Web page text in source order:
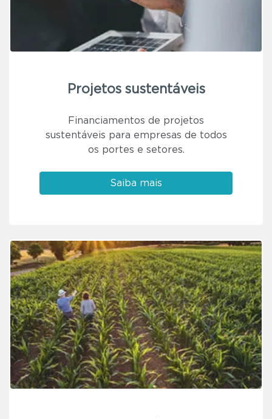
Projetos sustentáveis
Financiamentos de projetos
sustentáveis para empresas de todos
os portes e setores.
Saiba mais